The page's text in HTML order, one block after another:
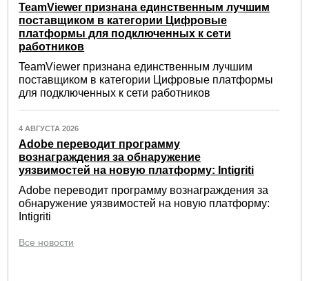
TeamViewer признана единственным лучшим
поставщиком в категории Цифровые
платформы для подключенных к сети
работников
TeamViewer признана единственным лучшим
поставщиком в категории Цифровые платформы
для подключенных к сети работников
4 АВГУСТА 2026
Adobe переводит программу
вознаграждения за обнаружение
уязвимостей на новую платформу: Intigriti
Adobe переводит программу вознаграждения за
обнаружение уязвимостей на новую платформу:
Intigriti
Все новости